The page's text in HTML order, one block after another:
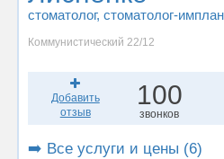
стоматолог, стоматолог-
Коммунистический 22/12
Добавить
отзыв
100
звонков
➡️ Все услуги и цены (6)